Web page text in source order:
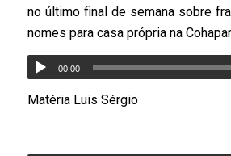
no último final de semana sobre
nomes para casa própria na
00:00
Matéria Luis Sérgio